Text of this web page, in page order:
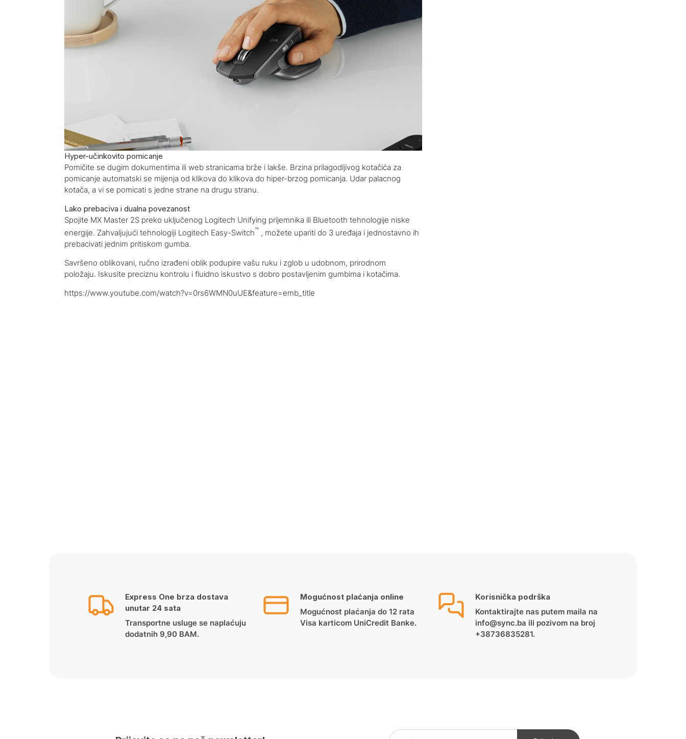
Hyper-učinkovito pomicanje
Pomičite se dugim dokumentima ili web stranicama brže i lakše. Brzina prilagodljivog kotačića za
pomicanje automatski se mijenja od klikova do klikova do hiper-brzog pomicanja. Udar palacnog
kotača, a vi se pomicati s jedne strane na drugu stranu.
Lako prebaciva i dualna povezanost
Spojite MX Master 2S preko uključenog Logitech Unifying prijemnika ili Bluetooth tehnologije niske
energije. Zahvaljujući tehnologiji Logitech Easy-Switch™ , možete upariti do 3 uređaja i jednostavno ih
prebacivati ​​jednim pritiskom gumba.
Savršeno oblikovani, ručno izrađeni oblik podupire vašu ruku i zglob u udobnom, prirodnom
položaju. Iskusite preciznu kontrolu i fluidno iskustvo s dobro postavljenim gumbima i kotačima.
https://www.youtube.com/watch?v=0rs6WMN0uUE&feature=emb_title
Express One brza dostava
unutar 24 sata
Transportne usluge se naplaćuju
dodatnih 9,90 BAM.
Mogućnost plaćanja online
Mogućnost plaćanja do 12 rata
Visa karticom UniCredit Banke.
Korisnička podrška
Kontaktirajte nas putem maila na
info@sync.ba ili pozivom na broj
+38736835281.